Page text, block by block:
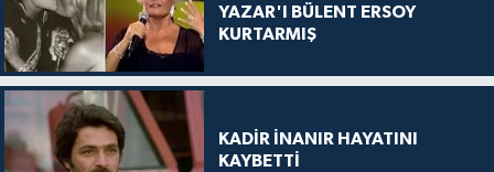
YAZAR'I BÜLENT ERSOY
KURTARMIŞ
KADİR İNANIR HAYATINI
KAYBETTİ